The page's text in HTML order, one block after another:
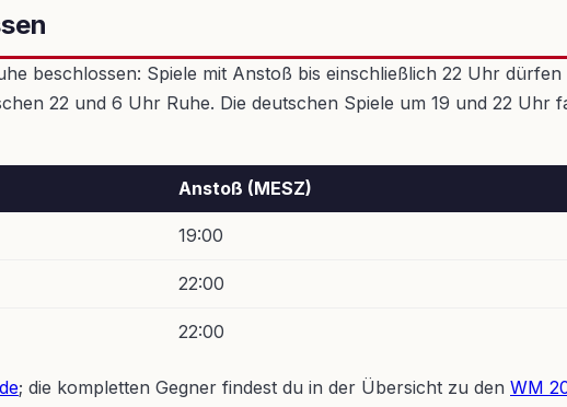
beschlossen: Spiele mit Anstoß bis einschließlich 22 Uhr
22 und 6 Uhr Ruhe. Die deutschen Spiele um 19 und 22 Uhr
Anstoß (MESZ)
19:00
22:00
22:00
; die kompletten Gegner findest du in der Übersicht zu den WM